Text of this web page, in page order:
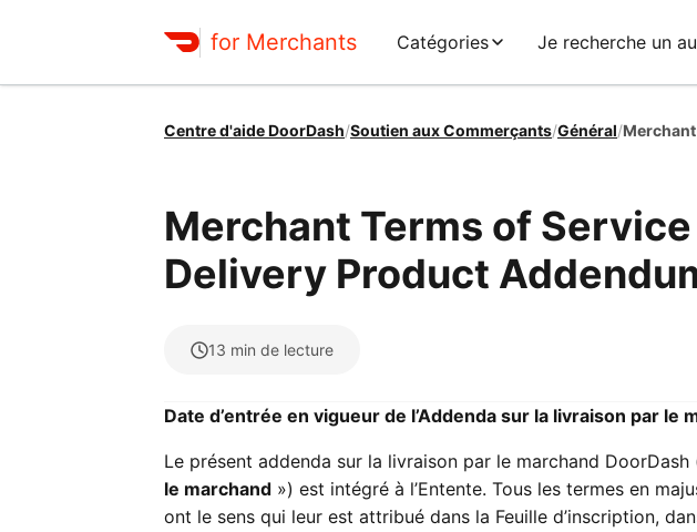
for Merchants Catégories Je recherche un
Centre d'aide DoorDash/Soutien aux Commerçants/Général/
Merchant Terms of
Delivery Product
13 min de lecture
Date d’entrée en vigueur de l’Addenda sur la livraison par le
Le présent addenda sur la livraison par le marchand DoorDash
le marchand ») est intégré à l’Entente. Tous les termes en
ont le sens qui leur est attribué dans la Feuille d’inscription,